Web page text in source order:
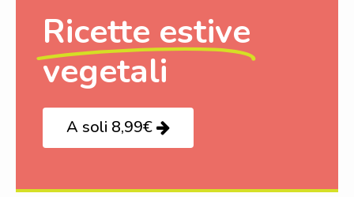
Ricette estive
vegetali
A soli 8,99€